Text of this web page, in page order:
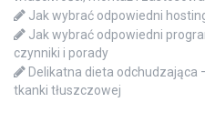
Jak wybrać odpowiedni
Jak wybrać odpowiedni
czynniki i porady
Delikatna dieta odchudzająca
tkanki tłuszczowej